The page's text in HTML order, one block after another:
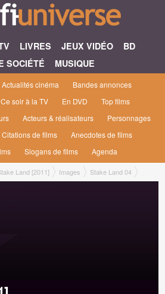
LIVRES JEUX VIDÉO
BD
SOCIÉTÉ
MUSIQUE
Actualités cinéma
Bandes annonces
Ce soir à la TV En DVD
Top films
Acteurs & réalisateurs
Personnages
Citations de films
Anecdotes de films
Slogans de films Agenda
Land [2011] Images Stake Land 04